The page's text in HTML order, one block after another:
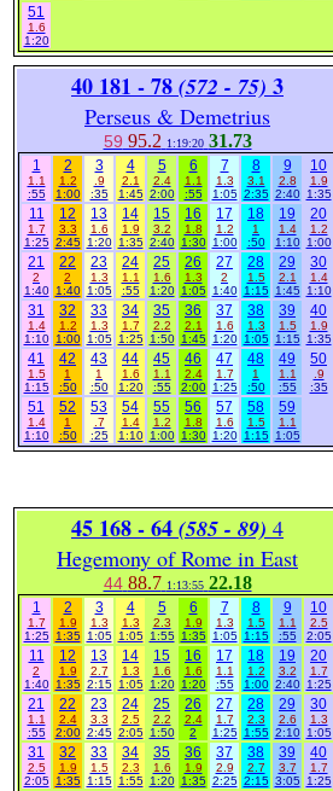
51
1.6
1:20
40 181 - 78 (572 - 75) 3
Perseus & Demetrius
59 95.2 1:19:20 31.73
1
1.1
:55
2
1.2
1:00
3
.9
:35
4
2.1
1:45
5
2.4
2:00
6
1.1
:55
7
1.3
1:05
8
3.1
2:35
9
2.8
2:40
10
1.9
1:35
11
1.7
1:25
12
3.3
2:45
13
1.6
1:20
14
1.9
1:35
15
3.2
2:40
16
1.8
1:30
17
1.2
1:00
18
1
:50
19
1.4
1:10
20
1.2
1:00
21
2
1:40
22
2
1:40
23
1.3
1:05
24
1.1
:55
25
1.6
1:20
26
1.3
1:05
27
2
1:40
28
1.5
1:15
29
2.1
1:45
30
1.4
1:10
31
1.4
1:10
32
1.2
1:00
33
1.3
1:05
34
1.7
1:25
35
2.2
1:50
36
2.1
1:45
37
1.6
1:20
38
1.3
1:05
39
1.5
1:15
40
1.9
1:35
41
1.5
1:15
42
1
:50
43
1
:50
44
1.6
1:20
45
1.1
:55
46
2.4
2:00
47
1.7
1:25
48
1
:50
49
1.1
:55
50
.9
:35
51
1.4
1:10
52
1
:50
53
.7
:25
54
1.4
1:10
55
1.2
1:00
56
1.8
1:30
57
1.6
1:20
58
1.5
1:15
59
1.1
1:05
45 168 - 64 (585 - 89) 4
Hegemony of Rome in East
44 88.7 1:13:55 22.18
1
1.7
1:25
2
1.9
1:35
3
1.3
1:05
4
1.3
1:05
5
2.3
1:55
6
1.9
1:35
7
1.3
1:05
8
1.5
1:15
9
1.1
:55
10
2.5
2:05
11
2
1:40
12
1.9
1:35
13
2.7
2:15
14
1.3
1:05
15
1.6
1:20
16
1.6
1:20
17
1.1
:55
18
1.2
1:00
19
3.2
2:40
20
1.7
1:25
21
1.1
:55
22
2.4
2:00
23
3.3
2:45
24
2.5
2:05
25
2.2
1:50
26
2.4
2
27
1.7
1:25
28
2.3
1:55
29
2.6
2:10
30
1.3
1:05
31
2.5
2:05
32
1.9
1:35
33
1.5
1:15
34
2.3
1:55
35
1.6
1:20
36
1.9
1:35
37
2.9
2:25
38
2.7
2:15
39
3.7
3:05
40
1.7
1:25